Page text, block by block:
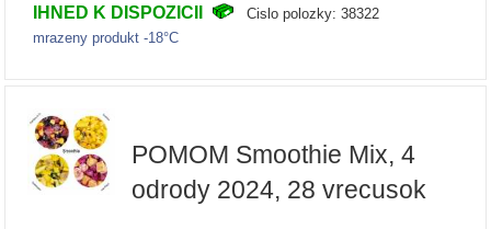
IHNED K DISPOZICII
Cislo polozky: 38322
mrazeny produkt -18°C
POMOM Smoothie Mix, 4
odrody 2024, 28 vrecusok